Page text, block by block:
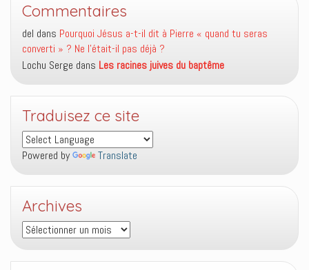
Commentaires
del dans Pourquoi Jésus a-t-il dit à Pierre « quand tu seras
converti » ? Ne l’était-il pas déjà ?
Lochu Serge dans Les racines juives du baptême
Traduisez ce site
Powered by Translate
Archives
Archives